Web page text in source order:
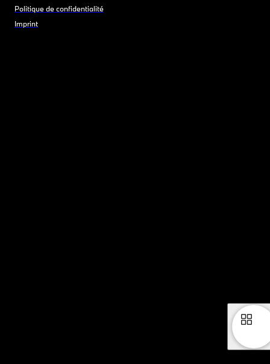
Politique de confidentialité
Imprint